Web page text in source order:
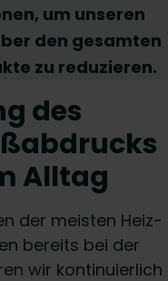
um unseren
den gesamten
zu reduzieren.
des
Alltag
der meisten Heiz-
bereits bei der
wir kontinuierlich